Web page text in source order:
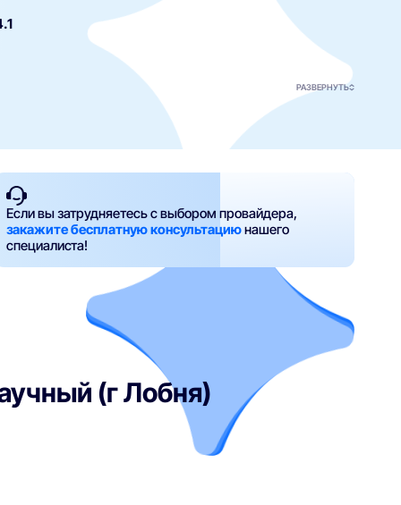
РАЗВЕРНУТЬ
Если вы затрудняетесь с выбором провайдера,
закажите бесплатную консультациюнашего
специалиста!
(г Лобня)